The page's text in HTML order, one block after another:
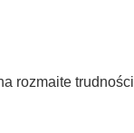
rozmaite trudności